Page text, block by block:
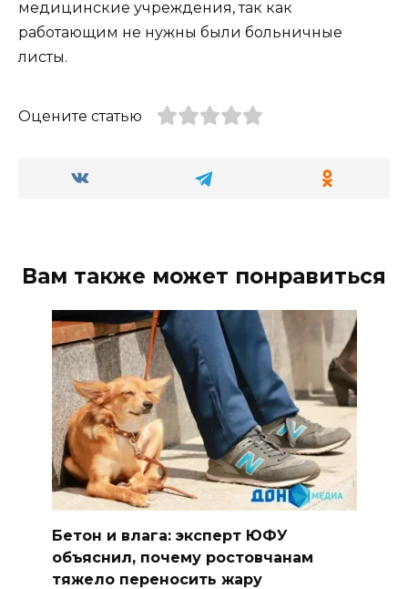
медицинские учреждения, так как
работающим не нужны были больничные
листы.
Оцените статью
Вам также может понравиться
Бетон и влага: эксперт ЮФУ
объяснил, почему ростовчанам
тяжело переносить жару